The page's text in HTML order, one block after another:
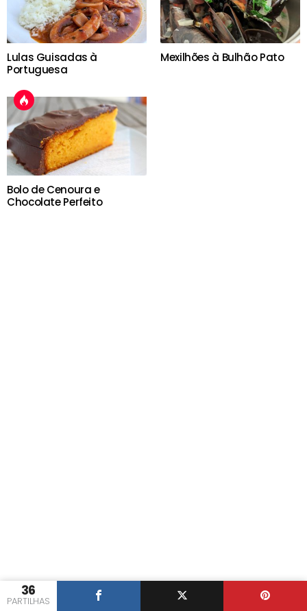
36
PARTILHAS
Lulas Guisadas à
Portuguesa
Mexilhões à Bulhão Pato
Bolo de Cenoura e
Chocolate Perfeito